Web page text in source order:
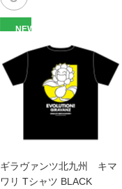
NEW
ギラヴァンツ北九州 キマ
ワリ Tシャツ BLACK